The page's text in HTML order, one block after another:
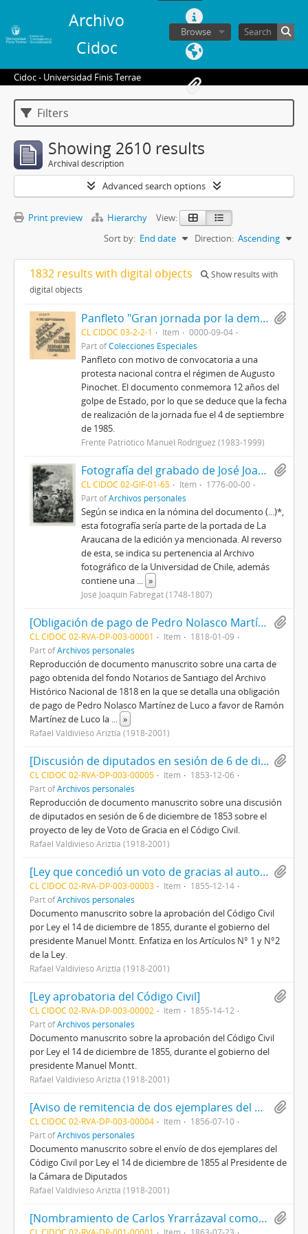
Archivo
Cidoc
Browse
Cidoc - Universidad Finis Terrae
Filters
Showing 2610 results
Archival description
Advanced search options
Print preview Hierarchy
View:
Sort by: End date Direction: Ascending
1832 results with digital objects
Show results with
digital objects
Panfleto "Gran jornada por la democracia. No somos esclavos, debemos ser ciudadanos"
CL CIDOC 03-2-2-1 Item
0000-09-04
Part ofColecciones Especiales
Panfleto con motivo de convocatoria a una
protesta nacional contra el régimen de Augusto
Pinochet. El documento conmemora 12 años del
golpe de Estado, por lo que se deduce que la fecha
de realización de la jornada fue el 4 de septiembre
de 1985.
Frente Patriótico Manuel Rodríguez (1983-1999)
Fotografía del grabado de José Joaquín de La Araucana de Alonso de Ercilla perteneciente a la edición de 1776
CL CIDOC 02-GIF-01-65 Item
1776-00-00
Part ofArchivos personales
Según se indica en la nómina del documento (...)*,
esta fotografía sería parte de la portada de La
Araucana de la edición ya mencionada. Al reverso
de esta, se indica su pertenencia al Archivo
fotográfico de la Universidad de Chile, además
contiene una ... »
José Joaquín Fabregat (1748-1807)
[Obligación de pago de Pedro Nolasco Martínez de Luco a favor de Ramón Martínez de Luco]
CL CIDOC 02-RVA-DP-003-00001 Item
1818-01-09
Part ofArchivos personales
Reproducción de documento manuscrito sobre una carta de
pago obtenida del fondo Notarios de Santiago del Archivo
Histórico Nacional de 1818 en la que se detalla una obligación
de pago de Pedro Nolasco Martínez de Luco a favor de Ramón
Martínez de Luco la ... »
Rafael Valdivieso Ariztía (1918-2001)
[Discusión de diputados en sesión de 6 de diciembre de 1853]
CL CIDOC 02-RVA-DP-003-00005 Item
1853-12-06
Part ofArchivos personales
Reproducción de documento manuscrito sobre una discusión
de diputados en sesión de 6 de diciembre de 1853 sobre el
proyecto de ley de Voto de Gracia en el Código Civil.
Rafael Valdivieso Ariztía (1918-2001)
[Ley que concedió un voto de gracias al autor: Comisión revisora del proyecto del Código Civil]
CL CIDOC 02-RVA-DP-003-00003 Item
1855-12-14
Part ofArchivos personales
Documento manuscrito sobre la aprobación del Código Civil
por Ley el 14 de diciembre de 1855, durante el gobierno del
presidente Manuel Montt. Enfatiza en los Artículos N° 1 y N°2
de la Ley.
Rafael Valdivieso Ariztía (1918-2001)
[Ley aprobatoria del Código Civil]
CL CIDOC 02-RVA-DP-003-00002 Item
1855-14-12
Part ofArchivos personales
Documento manuscrito sobre la aprobación del Código Civil
por Ley el 14 de diciembre de 1855, durante el gobierno del
presidente Manuel Montt.
Rafael Valdivieso Ariztía (1918-2001)
[Aviso de remitencia de dos ejemplares del Código Civil]
CL CIDOC 02-RVA-DP-003-00004 Item
1856-07-10
Part ofArchivos personales
Documento manuscrito sobre el envío de dos ejemplares del
Código Civil por Ley el 14 de diciembre de 1855 al Presidente de
la Cámara de Diputados
Rafael Valdivieso Ariztía (1918-2001)
[Nombramiento de Carlos Yrarrázaval como director de la Sociedad Hípica de Santiago]